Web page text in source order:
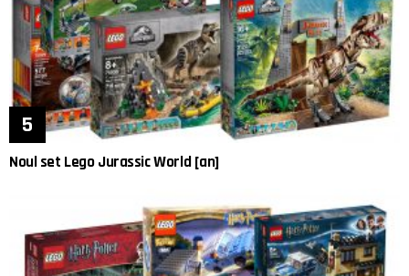
Noul set Lego Jurassic World [an]